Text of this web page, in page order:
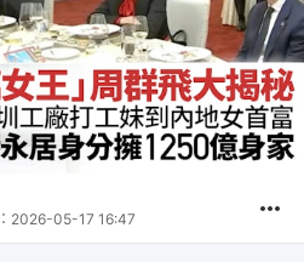
2026-05-17 16:47